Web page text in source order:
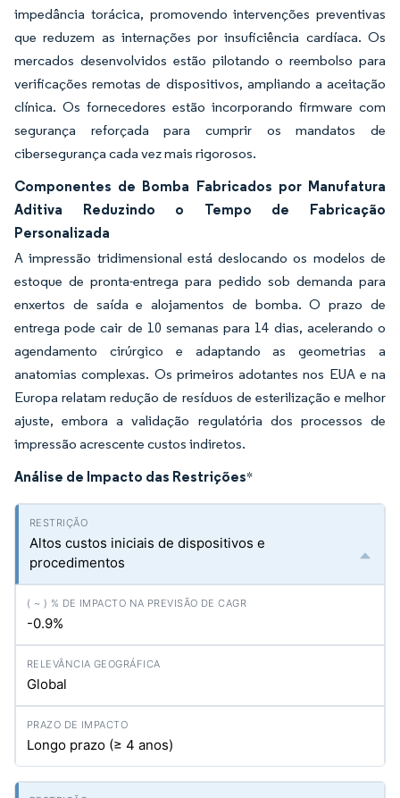
impedância torácica, promovendo intervenções preventivas
que reduzem as internações por insuficiência cardíaca. Os
mercados desenvolvidos estão pilotando o reembolso para
verificações remotas de dispositivos, ampliando a aceitação
clínica. Os fornecedores estão incorporando firmware com
segurança reforçada para cumprir os mandatos de
cibersegurança cada vez mais rigorosos.
Componentes de Bomba Fabricados por Manufatura
Aditiva Reduzindo o Tempo de Fabricação
Personalizada
A impressão tridimensional está deslocando os modelos de
estoque de pronta-entrega para pedido sob demanda para
enxertos de saída e alojamentos de bomba. O prazo de
entrega pode cair de 10 semanas para 14 dias, acelerando o
agendamento cirúrgico e adaptando as geometrias a
anatomias complexas. Os primeiros adotantes nos EUA e na
Europa relatam redução de resíduos de esterilização e melhor
ajuste, embora a validação regulatória dos processos de
impressão acrescente custos indiretos.
Análise de Impacto das Restrições*
Altos custos iniciais de dispositivos e
procedimentos
-0.9%
Global
Longo prazo (≥ 4 anos)